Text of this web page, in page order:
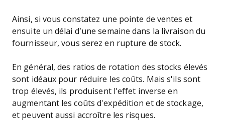
Ainsi, si vous constatez une pointe de ventes et
ensuite un délai d’une semaine dans la livraison du
fournisseur, vous serez en rupture de stock.
En général, des ratios de rotation des stocks élevés
sont idéaux pour réduire les coûts. Mais s'ils sont
trop élevés, ils produisent l'effet inverse en
augmentant les coûts d'expédition et de stockage,
et peuvent aussi accroître les risques.